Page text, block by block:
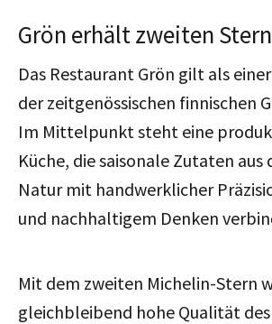
Grön erhält zweiten Stern
Das Restaurant Grön gilt als
der zeitgenössischen finnischen
Im Mittelpunkt steht eine
Küche, die saisonale Zutaten aus
Natur mit handwerklicher
und nachhaltigem Denken
Mit dem zweiten Michelin-Stern
gleichbleibend hohe Qualität